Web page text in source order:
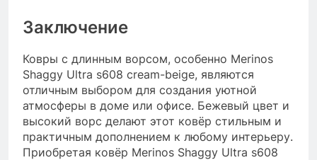
Заключение
Ковры с длинным ворсом, особенно Merinos
Shaggy Ultra s608 cream-beige, являются
отличным выбором для создания уютной
атмосферы в доме или офисе. Бежевый цвет и
высокий ворс делают этот ковёр стильным и
практичным дополнением к любому интерьеру.
Приобретая ковёр Merinos Shaggy Ultra s608